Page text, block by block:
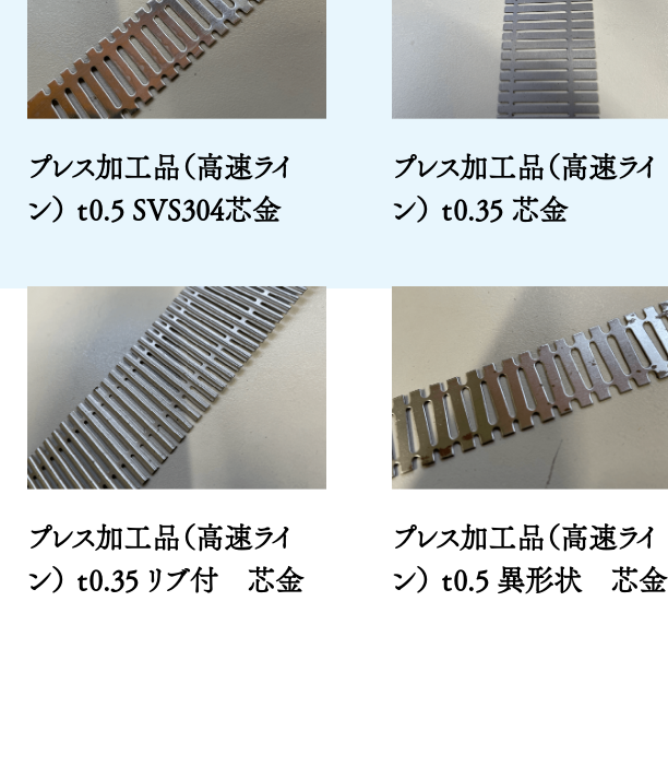
プレス加工品（高速ライ
ン） ｔ0.5 SVS304芯金
プレス加工品（高速ライ
ン） ｔ0.35 芯金
プレス加工品（高速ライ
ン） ｔ0.35 リブ付 芯金
プレス加工品（高速ライ
ン） ｔ0.5 異形状 芯金